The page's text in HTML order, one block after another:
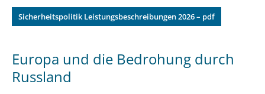
Sicherheitspolitik Leistungsbeschreibungen 2026 – pdf
Europa und die Bedrohung durch
Russland